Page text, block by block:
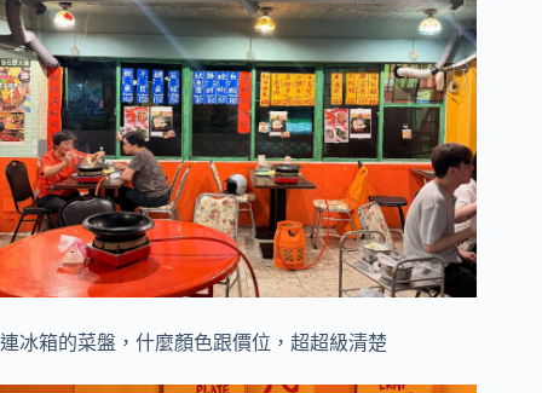
連冰箱的菜盤，什麼顏色跟價位，超超級清楚